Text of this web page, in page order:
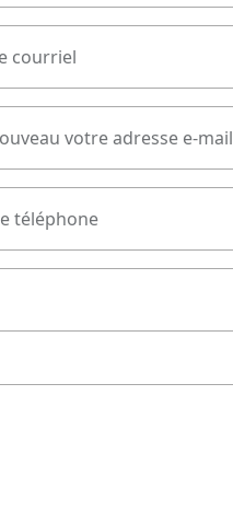
courriel
votre adresse e-mail
téléphone